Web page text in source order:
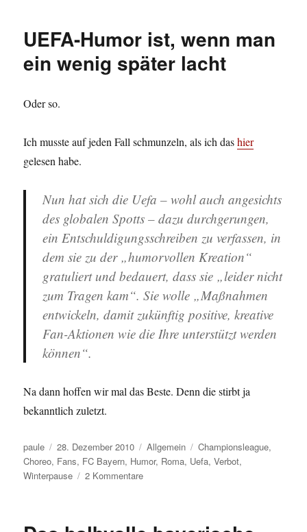
UEFA-Humor ist, wenn man
ein wenig später lacht
Oder so.
Ich musste auf jeden Fall schmunzeln, als ich dashier
gelesen habe.
Nun hat sich die Uefa – wohl auch angesichts
des globalen Spotts – dazu durchgerungen,
ein Entschuldigungsschreiben zu verfassen, in
dem sie zu der „humorvollen Kreation“
gratuliert und bedauert, dass sie „leider nicht
zum Tragen kam“. Sie wolle „Maßnahmen
entwickeln, damit zukünftig positive, kreative
Fan-Aktionen wie die Ihre unterstützt werden
können“.
Na dann hoffen wir mal das Beste. Denn die stirbt ja
bekanntlich zuletzt.
Autor
paule
Veröffentlicht
am
28. Dezember 2010 Kategorien
Allgemein Schlagwörter
Championsleague,
Choreo, Fans, FC Bayern, Humor, Roma, Uefa,Verbot,
Winterpause
2 Kommentarezu